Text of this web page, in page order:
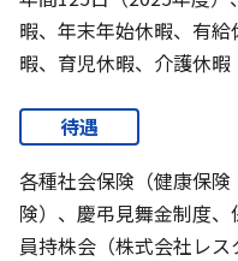
暇、年末年始休暇、有
暇、育児休暇、介護休暇
待遇
各種社会保険（健康保
険）、慶弔見舞金制度
員持株会（株式会社レ